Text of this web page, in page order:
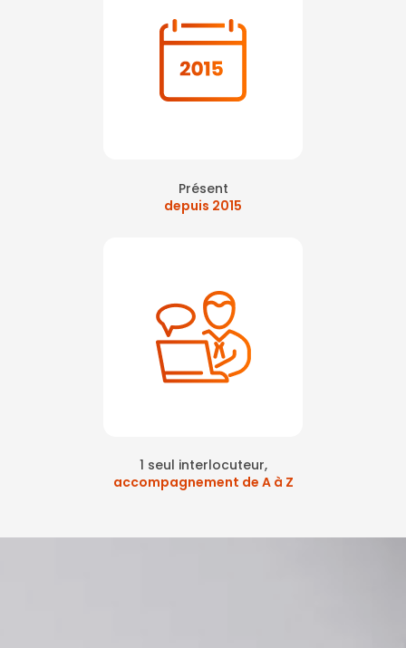
Présent
depuis 2015
1 seul interlocuteur,
accompagnement de A à Z